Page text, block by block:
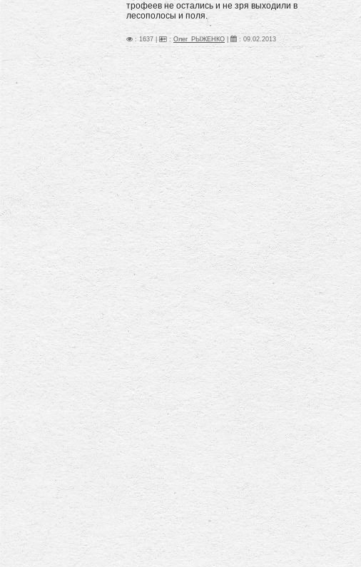
трофеев не остались и не зря выходили в
лесополосы и поля.
: 1637 | : Олег_РЫЖЕНКО : 09.02.2013